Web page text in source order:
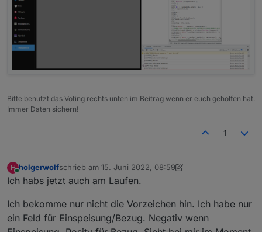
Bitte benutzt das Voting rechts unten im Beitrag wenn er euch geholfen hat.
Immer Daten sichern!
1
H
Online
holgerwolfschrieb am 15. Juni 2022, 08:59
zuletzt editiert von holgerwolf
Ich habs jetzt auch am Laufen.
Ich bekomme nur nicht die Vorzeichen hin. Ich habe nur
ein Feld für Einspeisung/Bezug. Negativ wenn